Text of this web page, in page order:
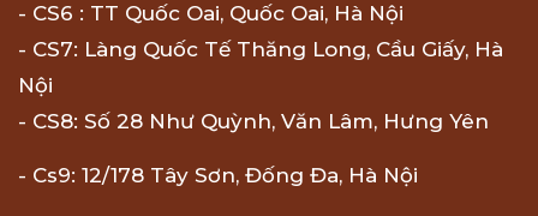
- CS6 : TT Quốc Oai, Quốc Oai, Hà Nội
- CS7: Làng Quốc Tế Thăng Long, Cầu Giấy, Hà
Nội
- CS8: Số 28 Như Quỳnh, Văn Lâm, Hưng Yên
- Cs9: 12/178 Tây Sơn, Đống Đa, Hà Nội